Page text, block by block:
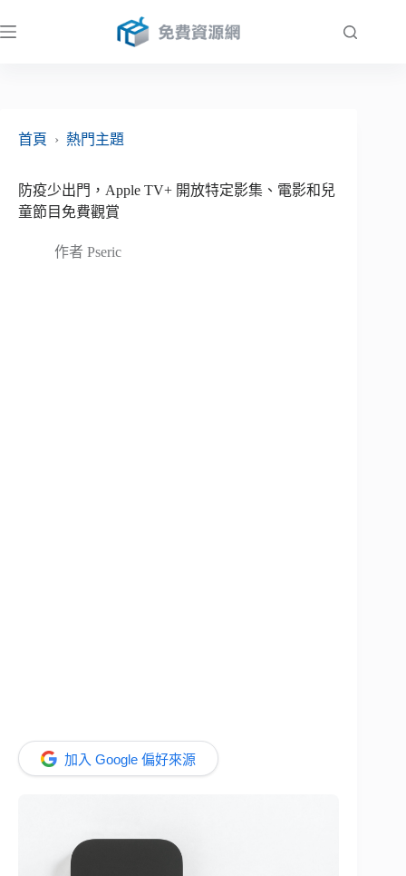
至
首頁
› 熱門主題
防疫少出門，Apple TV+ 開放特定影集、電影和兒
童節目免費觀賞
作者 Pseric
加入 Google 偏好來源